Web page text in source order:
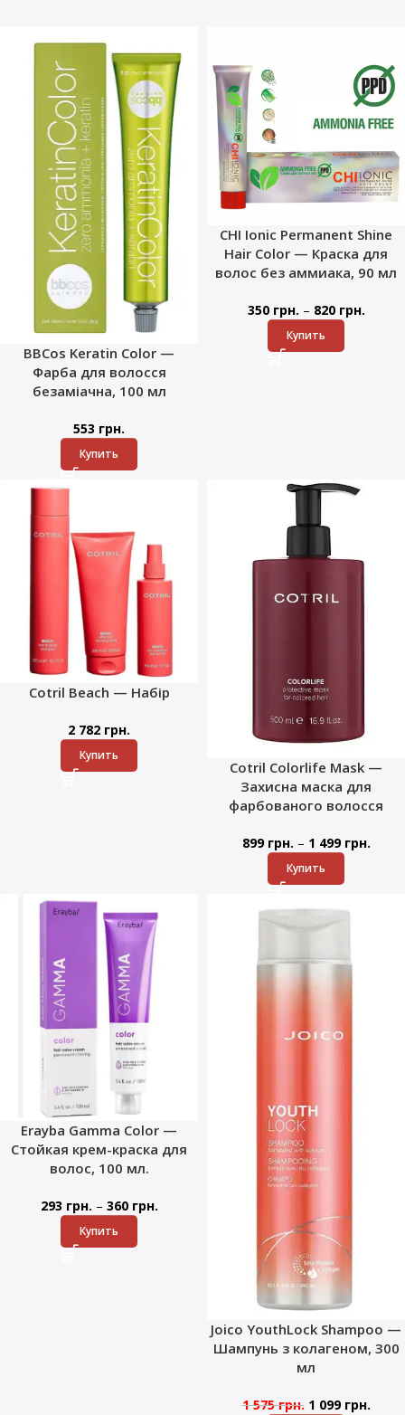
BBCos Keratin Color —
Фарба для волосся
безаміачна, 100 мл
553 грн.
Купить
CHI Ionic Permanent Shine
Hair Color — Краска для
волос без аммиака, 90 мл
350 грн. – 820 грн.
Купить
Cotril Beach — Набір
2 782 грн.
Купить
Cotril Colorlife Mask —
Захисна маска для
фарбованого волосся
899 грн. – 1 499 грн.
Купить
Erayba Gamma Color —
Стойкая крем-краска для
волос, 100 мл.
293 грн. – 360 грн.
Купить
Joico YouthLock Shampoo —
Шампунь з колагеном, 300
мл
1 575грн. 1 099 грн.